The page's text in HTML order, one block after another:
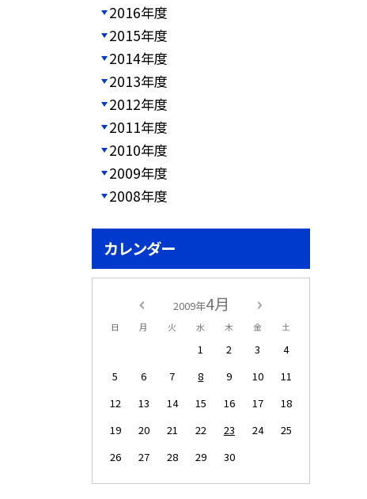
2016年度
2015年度
2014年度
2013年度
2012年度
2011年度
2010年度
2009年度
2008年度
カレンダー
2009年4月
日 月 火 水 木 金 土
1 2 3
4
5
6 7 8 9 10
11
12
13 14 15 16 17
18
19
20 21 22 23 24
25
26
27 28 29 30